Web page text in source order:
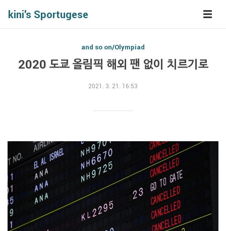
kini's Sportugese
and so on/Olympiad
2020 도쿄 올림픽 해외 팬 없이 치르기로
2021. 3. 21. 16:53